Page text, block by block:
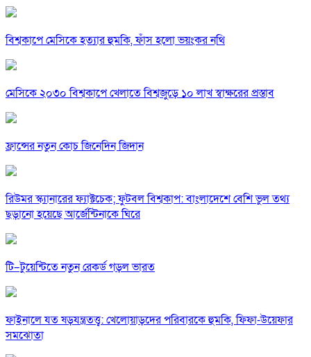
বিশ্বকাপে মেসিকে হত্যার হুমকি, ফাঁস হলো ভয়ংকর নথি
মেসিকে ২০৩০ বিশ্বকাপে খেলাতে বিশ্বজুড়ে ১০ লাখ স্বাক্ষরের প্রস্তাব
ফ্রান্সের নতুন কোচ জিনেদিন জিদান
রিউমর স্ক্যানারের ফ্যাক্টচেক; ফুটবল বিশ্বকাপ: বাংলাদেশে বেশি ভুল তথ্য
ছড়ানো হয়েছে আর্জেন্টিনাকে ঘিরে
টি–টুয়েন্টিতে নতুন রেকর্ড গড়ল ভারত
ফাইনালে যত ষড়যন্ত্রতত্ত্ব: খেলোয়াড়দের পরিবারকে হুমকি, ফিফা-উয়েফার
সমঝোতা